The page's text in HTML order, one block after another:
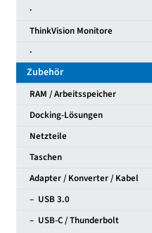
·
ThinkVision Monitore
·
Zubehör
RAM / Arbeitsspeicher
Docking-Lösungen
Netzteile
Taschen
Adapter / Konverter / Kabel
– USB 3.0
– USB-C / Thunderbolt